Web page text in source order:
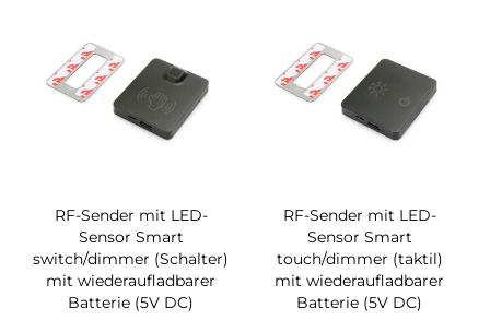
RF-Sender mit LED-
Sensor Smart
switch/dimmer (Schalter)
mit wiederaufladbarer
Batterie (5V DC)
RF-Sender mit LED-
Sensor Smart
touch/dimmer (taktil)
mit wiederaufladbarer
Batterie (5V DC)